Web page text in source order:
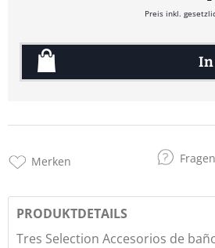
Preis inkl.
In
Merken
PRODUKTDETAILS
Tres Selection Accesorios de